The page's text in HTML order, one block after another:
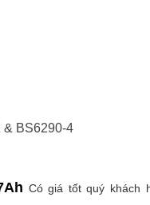
& BS6290-4
Có giá tốt quý khách